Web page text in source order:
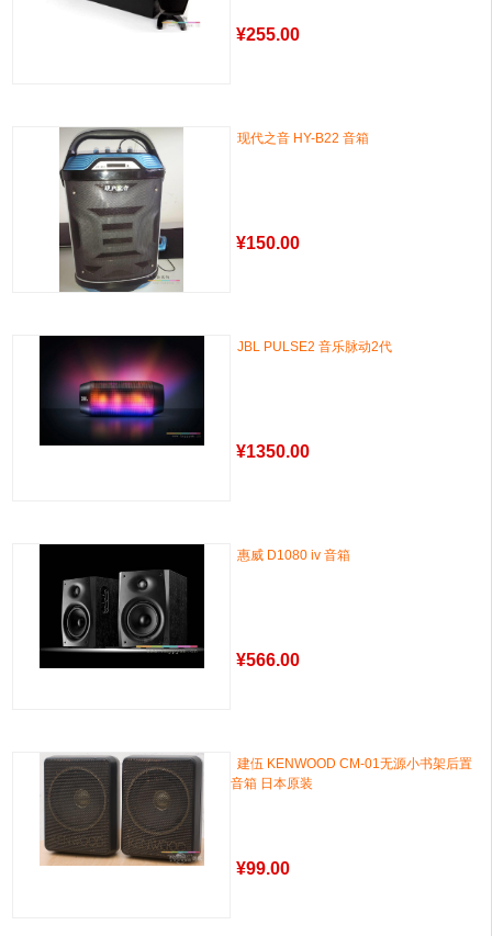
¥255.00
现代之音 HY-B22 音箱
¥150.00
JBL PULSE2 音乐脉动2代
¥1350.00
惠威 D1080 iv 音箱
¥566.00
建伍 KENWOOD CM-01无源小书架后置
音箱 日本原装
¥99.00